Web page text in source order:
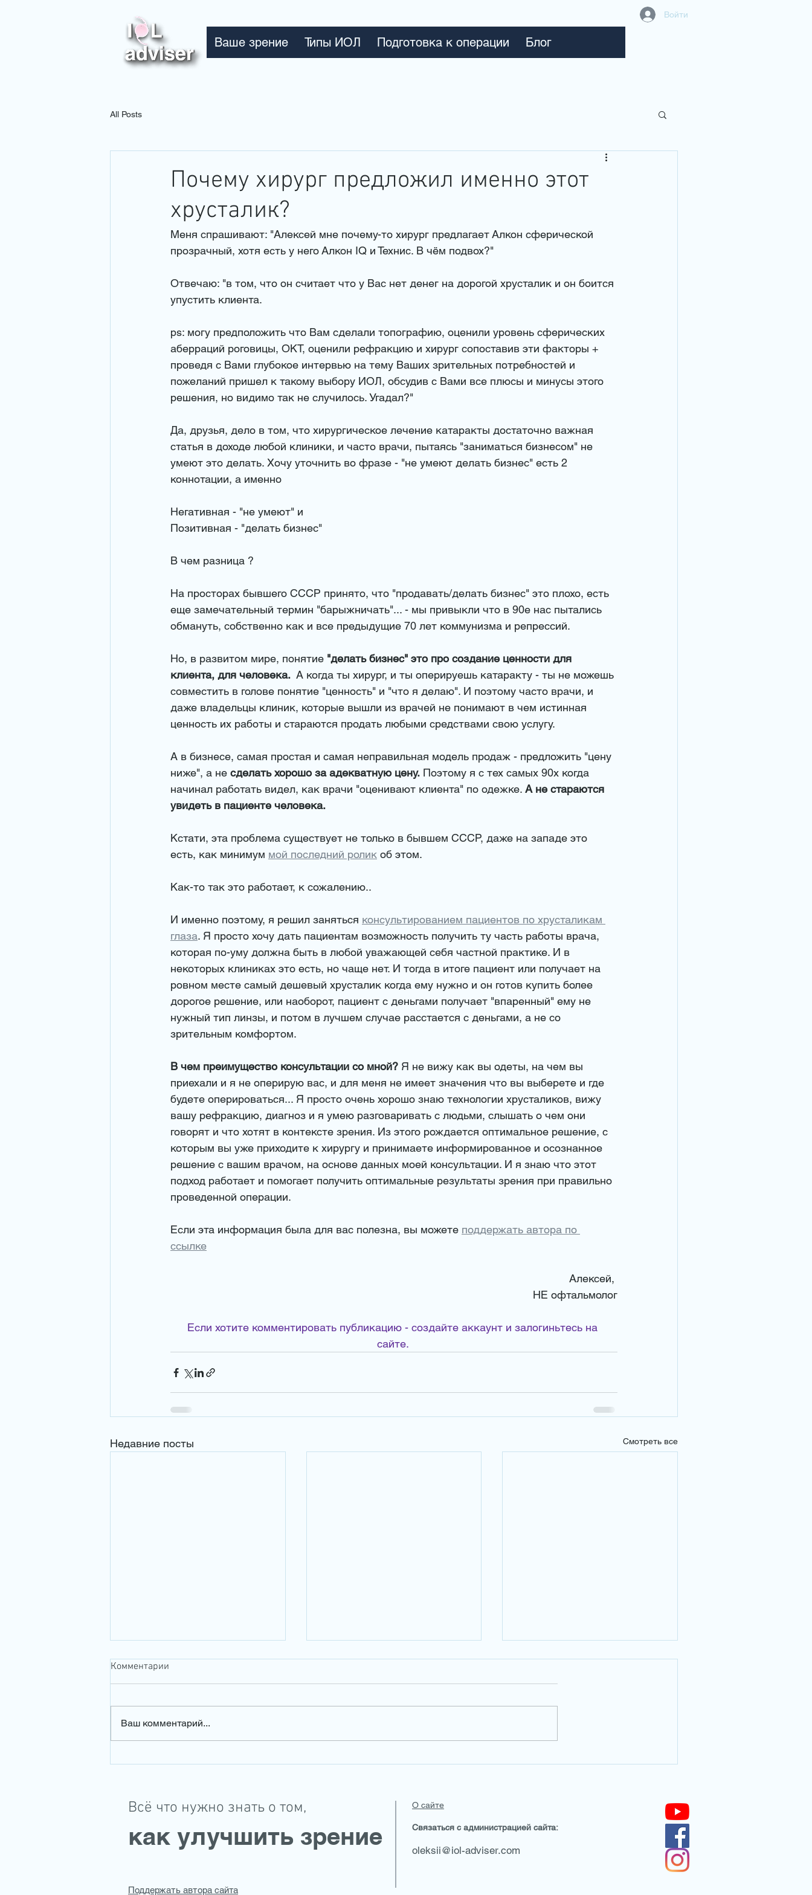
Ваше зрение Типы ИОЛ Подготовка к операции Блог
Войти
All Posts
Почему хирург предложил именно этот
хрусталик?
Меня спрашивают: "Алексей мне почему-то хирург предлагает Алкон сферической
прозрачный, хотя есть у него Алкон IQ и Технис. В чём подвох?"
Отвечаю: "в том, что он считает что у Вас нет денег на дорогой хрусталик и он боится
упустить клиента.
ps: могу предположить что Вам сделали топографию, оценили уровень сферических
аберраций роговицы, ОКТ, оценили рефракцию и хирург сопоставив эти факторы +
проведя с Вами глубокое интервью на тему Ваших зрительных потребностей и
пожеланий пришел к такому выбору ИОЛ, обсудив с Вами все плюсы и минусы этого
решения, но видимо так не случилось. Угадал?"
Да, друзья, дело в том, что хирургическое лечение катаракты достаточно важная
статья в доходе любой клиники, и часто врачи, пытаясь "заниматься бизнесом" не
умеют это делать. Хочу уточнить во фразе - "не умеют делать бизнес" есть 2
коннотации, а именно
Негативная - "не умеют" и
Позитивная - "делать бизнес"
В чем разница ?
На просторах бывшего СССР принято, что "продавать/делать бизнес" это плохо, есть
еще замечательный термин "барыжничать"... - мы привыкли что в 90е нас пытались
обмануть, собственно как и все предыдущие 70 лет коммунизма и репрессий.
Но, в развитом мире, понятие "делать бизнес" это про создание ценности для
клиента, для человека. А когда ты хирург, и ты оперируешь катаракту - ты не можешь
совместить в голове понятие "ценность" и "что я делаю". И поэтому часто врачи, и
даже владельцы клиник, которые вышли из врачей не понимают в чем истинная
ценность их работы и стараются продать любыми средствами свою услугу.
А в бизнесе, самая простая и самая неправильная модель продаж - предложить "цену
ниже", а не сделать хорошо за адекватную цену. Поэтому я с тех самых 90х когда
начинал работать видел, как врачи "оценивают клиента" по одежке. А не стараются
увидеть в пациенте человека.
Кстати, эта проблема существует не только в бывшем СССР, даже на западе это
есть, как минимум мой последний ролик об этом.
Как-то так это работает, к сожалению..
И именно поэтому, я решил заняться консультированием пациентов по хрусталикам
глаза. Я просто хочу дать пациентам возможность получить ту часть работы врача,
которая по-уму должна быть в любой уважающей себя частной практике. И в
некоторых клиниках это есть, но чаще нет. И тогда в итоге пациент или получает на
ровном месте самый дешевый хрусталик когда ему нужно и он готов купить более
дорогое решение, или наоборот, пациент с деньгами получает "впаренный" ему не
нужный тип линзы, и потом в лучшем случае расстается с деньгами, а не со
зрительным комфортом.
В чем преимущество консультации со мной? Я не вижу как вы одеты, на чем вы
приехали и я не оперирую вас, и для меня не имеет значения что вы выберете и где
будете оперироваться... Я просто очень хорошо знаю технологии хрусталиков, вижу
вашу рефракцию, диагноз и я умею разговаривать с людьми, слышать о чем они
говорят и что хотят в контексте зрения. Из этого рождается оптимальное решение, с
которым вы уже приходите к хирургу и принимаете информированное и осознанное
решение с вашим врачом, на основе данных моей консультации. И я знаю что этот
подход работает и помогает получить оптимальные результаты зрения при правильно
проведенной операции.
Если эта информация была для вас полезна, вы можете поддержать автора по
ссылке
Алексей,
НЕ офтальмолог
Если хотите комментировать публикацию - создайте аккаунт и залогиньтесь на
сайте.
Недавние посты Смотреть все
Комментарии
Ваш комментарий...
Всё что нужно знать о том,
как улучшить зрение
Поддержать автора сайта
О сайте
Связаться с администрацией сайта:
oleksii@iol-adviser.com